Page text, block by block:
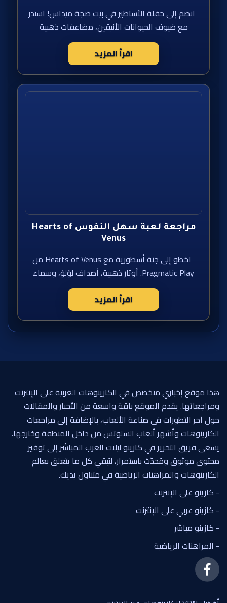
انضم إلى حفلة الأساطير في بيت ضجة ميداس! استدر
مع ضيوف الحيوانات الأنيقين، مضاعفات ذهبية
اقرأ المزيد
مراجعة لعبة سهل النفوس Hearts of
Venus
اخطو إلى جنة أسطورية مع Hearts of Venus من
Pragmatic Play. أوتار ذهبية، أصداف لؤلؤ، وسماء
اقرأ المزيد
هذا موقع إخباري متخصص في الكازينوهات العربية على الإنترنت
ومراجعاتها. يقدم الموقع باقة واسعة من الأخبار والمقالات
حول آخر التطورات في صناعة الألعاب، بالإضافة إلى مراجعات
الكازينوهات وأشهر ألعاب السلوتس من داخل المنطقة وخارجها.
يسعى فريق التحرير في كازينو ليلات العرب المباشر إلى توفير
محتوى موثوق ومُحدّث باستمرار، ليُبقي كل ما يتعلق بعالم
الكازينوهات والمراهنات الرياضية في متناول يديك.
- كازينو على الإنترنت
- كازينو عربي على الإنترنت
- كازينو مباشر
- المراهنات الرياضية